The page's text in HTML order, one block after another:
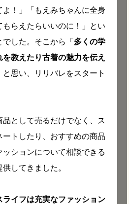
よ！」「もえみちゃんに全身
もらえたらいいのに！」とい
した。そこから「 多くの学
教えたり古着の魅力を伝え
と思い、リリバレをスタート
品として売るだけでなく、ス
ートしたり、おすすめの商品
ッションについて相談できる
してきました。
ライフは充実なファッション